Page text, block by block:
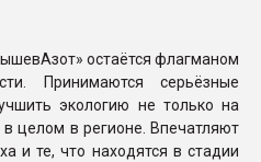
остаётся флагманом
Принимаются серьёзные
экологию не только на
целом в регионе. Впечатляют
и те, что находятся в стадии